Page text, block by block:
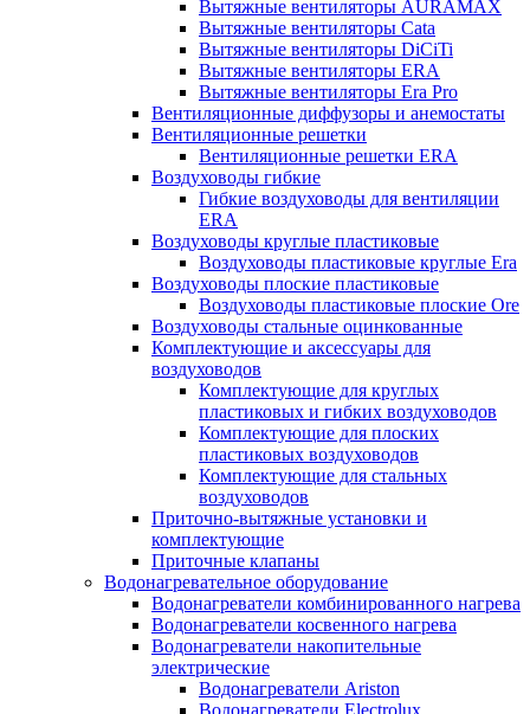
Вытяжные вентиляторы AURAMAX
Вытяжные вентиляторы Cata
Вытяжные вентиляторы DiCiTi
Вытяжные вентиляторы ERA
Вытяжные вентиляторы Era Pro
Вентиляционные диффузоры и анемостаты
Вентиляционные решетки
Вентиляционные решетки ERA
Воздуховоды гибкие
Гибкие воздуховоды для вентиляции
ERA
Воздуховоды круглые пластиковые
Воздуховоды пластиковые круглые Era
Воздуховоды плоские пластиковые
Воздуховоды пластиковые плоские Ore
Воздуховоды стальные оцинкованные
Комплектующие и аксессуары для
воздуховодов
Комплектующие для круглых
пластиковых и гибких воздуховодов
Комплектующие для плоских
пластиковых воздуховодов
Комплектующие для стальных
воздуховодов
Приточно-вытяжные установки и
комплектующие
Приточные клапаны
Водонагревательное оборудование
Водонагреватели комбинированного нагрева
Водонагреватели косвенного нагрева
Водонагреватели накопительные
электрические
Водонагреватели Ariston